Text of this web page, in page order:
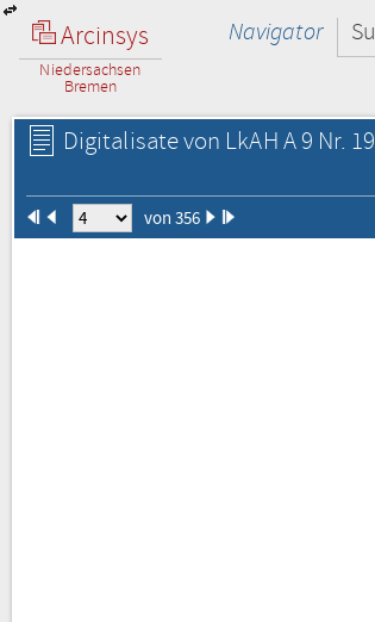
Arcinsys
Niedersachsen
Bremen
Navigator
Digitalisate von LkAH A 9 Nr.
von 356